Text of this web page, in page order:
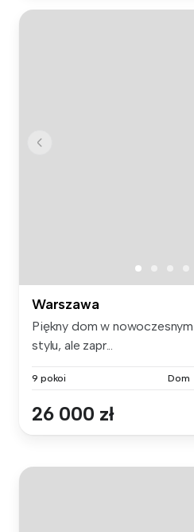
Warszawa
Piękny dom w
stylu, ale zapr...
9 pokoi Dom
26 000 zł